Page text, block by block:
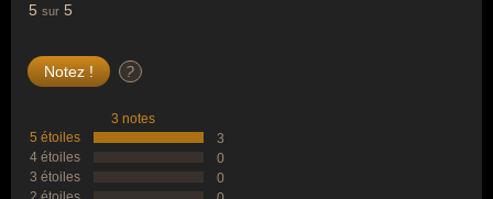
5 sur 5
?
3 notes
5 étoiles
3
4 étoiles
0
3 étoiles
0